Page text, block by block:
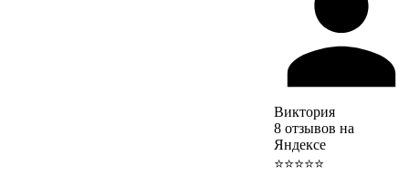
Виктория
8 отзывов на
Яндексе
⭐⭐⭐⭐⭐